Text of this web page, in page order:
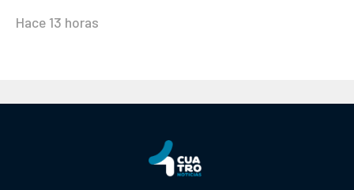
Hace 13 horas